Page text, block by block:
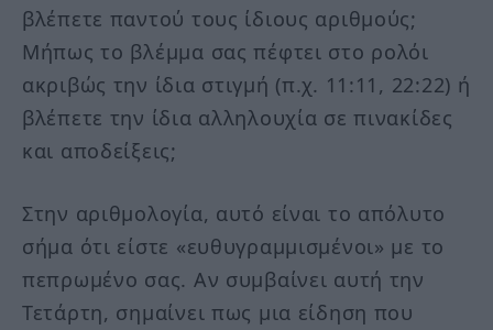
βλέπετε παντού τους ίδιους αριθμούς;
Μήπως το βλέμμα σας πέφτει στο ρολόι
ακριβώς την ίδια στιγμή (π.χ. 11:11, 22:22) ή
βλέπετε την ίδια αλληλουχία σε πινακίδες
και αποδείξεις;
Στην αριθμολογία, αυτό είναι το απόλυτο
σήμα ότι είστε «ευθυγραμμισμένοι» με το
πεπρωμένο σας. Αν συμβαίνει αυτή την
Τετάρτη, σημαίνει πως μια είδηση που